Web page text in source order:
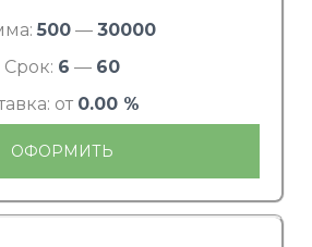
500— 30000
Срок: 6 — 60
от 0.00 %
ОФОРМИТЬ